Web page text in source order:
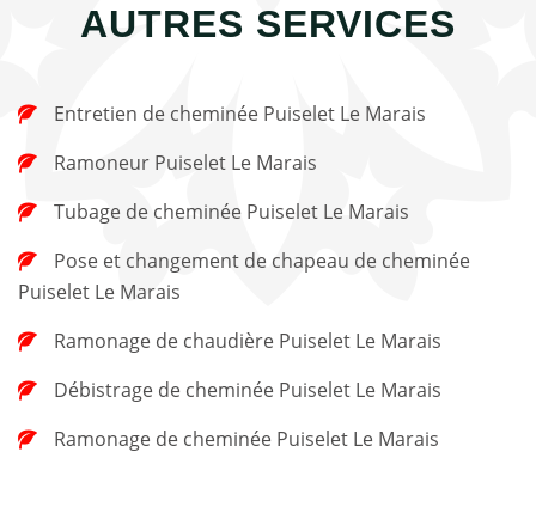
AUTRES SERVICES
Entretien de cheminée Puiselet Le Marais
Ramoneur Puiselet Le Marais
Tubage de cheminée Puiselet Le Marais
Puiselet Le Marais
Ramonage de chaudière Puiselet Le Marais
Débistrage de cheminée Puiselet Le Marais
Ramonage de cheminée Puiselet Le Marais